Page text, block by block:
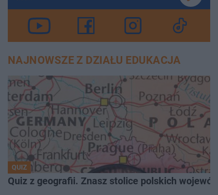
NAJNOWSZE Z DZIAŁU EDUKACJA
QUIZ
Quiz z geografii. Znasz stolice polskich